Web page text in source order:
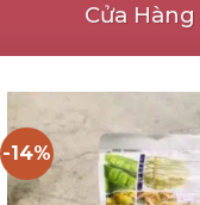
Cửa Hàng
-14%